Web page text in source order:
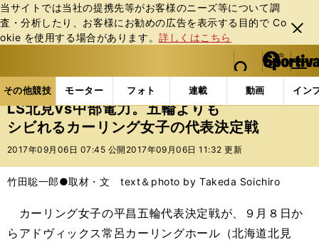
当サイトでは当社の提携先等がお客様のニーズ等について調
査・分析したり、お客様にお勧めの広告を表⽰する⽬的で Co
okie を使⽤する場合があります。詳しくはこちら
閉じ
る
web Sportiva (webスポルティーバ)
検索
マイペ
ー
ジ
メニュ
その他競技 モーター フォト 連載 動画 イン
ス
ポ
ル
バ
その他競技の記事一覧 その他競技 冬季競技 LS
LS北見vs中部電力。五輪よりも
シビれるカーリング女子の代表決定戦
2017年09月06日 07:45 公開 2017年09月06日 11:32 更新
竹田聡一郎●取材・文 text＆photo by Takeda Soichiro
カーリング女子の平昌五輪代表決定戦が、９月８日か
らアドヴィックス常呂カーリングホール（北海道北見